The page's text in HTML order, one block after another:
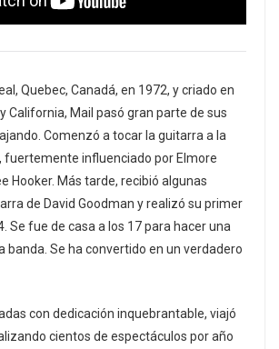
Quebec, Canadá, en 1972, y criado en
California, Mail pasó gran parte de sus
Comenzó a tocar la guitarra a la
fuertemente influenciado por Elmore
Hooker. Más tarde, recibió algunas
de David Goodman y realizó su primer
Se fue de casa a los 17 para hacer una
banda. Se ha convertido en un verdadero
con dedicación inquebrantable, viajó
cientos de espectáculos por año